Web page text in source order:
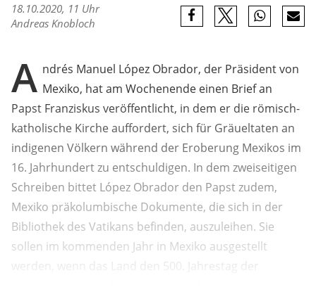
18.10.2020, 11 Uhr
Andreas Knobloch
A ndrés Manuel López Obrador, der Präsident von
Mexiko, hat am Wochenende einen Brief an
Papst Franziskus veröffentlicht, in dem er die römisch-
katholische Kirche auffordert, sich für Gräueltaten an
indigenen Völkern während der Eroberung Mexikos im
16. Jahrhundert zu entschuldigen. In dem zweiseitigen
Schreiben bittet López Obrador den Papst zudem,
Mexiko präkolumbische Dokumente, die sich in der
Bibliothek des Vatikans befinden, auszuleihen. Sie
sollen im kommenden Jahr in Mexiko ausgestellt
werden, wenn das Land den 500. Jahrestag der